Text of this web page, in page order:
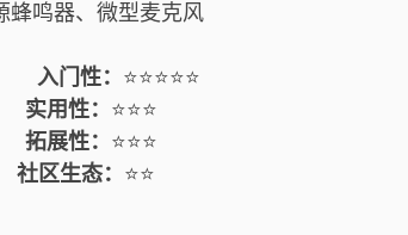
蜂鸣器、微型麦克风
门性： ⭐⭐⭐⭐⭐
实用性： ⭐⭐⭐
拓展性： ⭐⭐⭐
社区生态： ⭐⭐